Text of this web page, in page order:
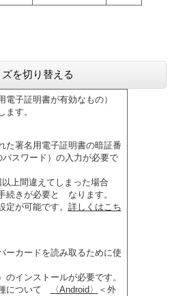
を切り替える
子証明書が有効なもの）
す。
署名用電子証明書の暗証番
スワード）の入力が必要で
上間違えてしまった場合
続きが必要と なります。
が可能です。 詳しくはこち
カードを読み取るために使
インストールが必要です。
について
〈Android〉
＜外